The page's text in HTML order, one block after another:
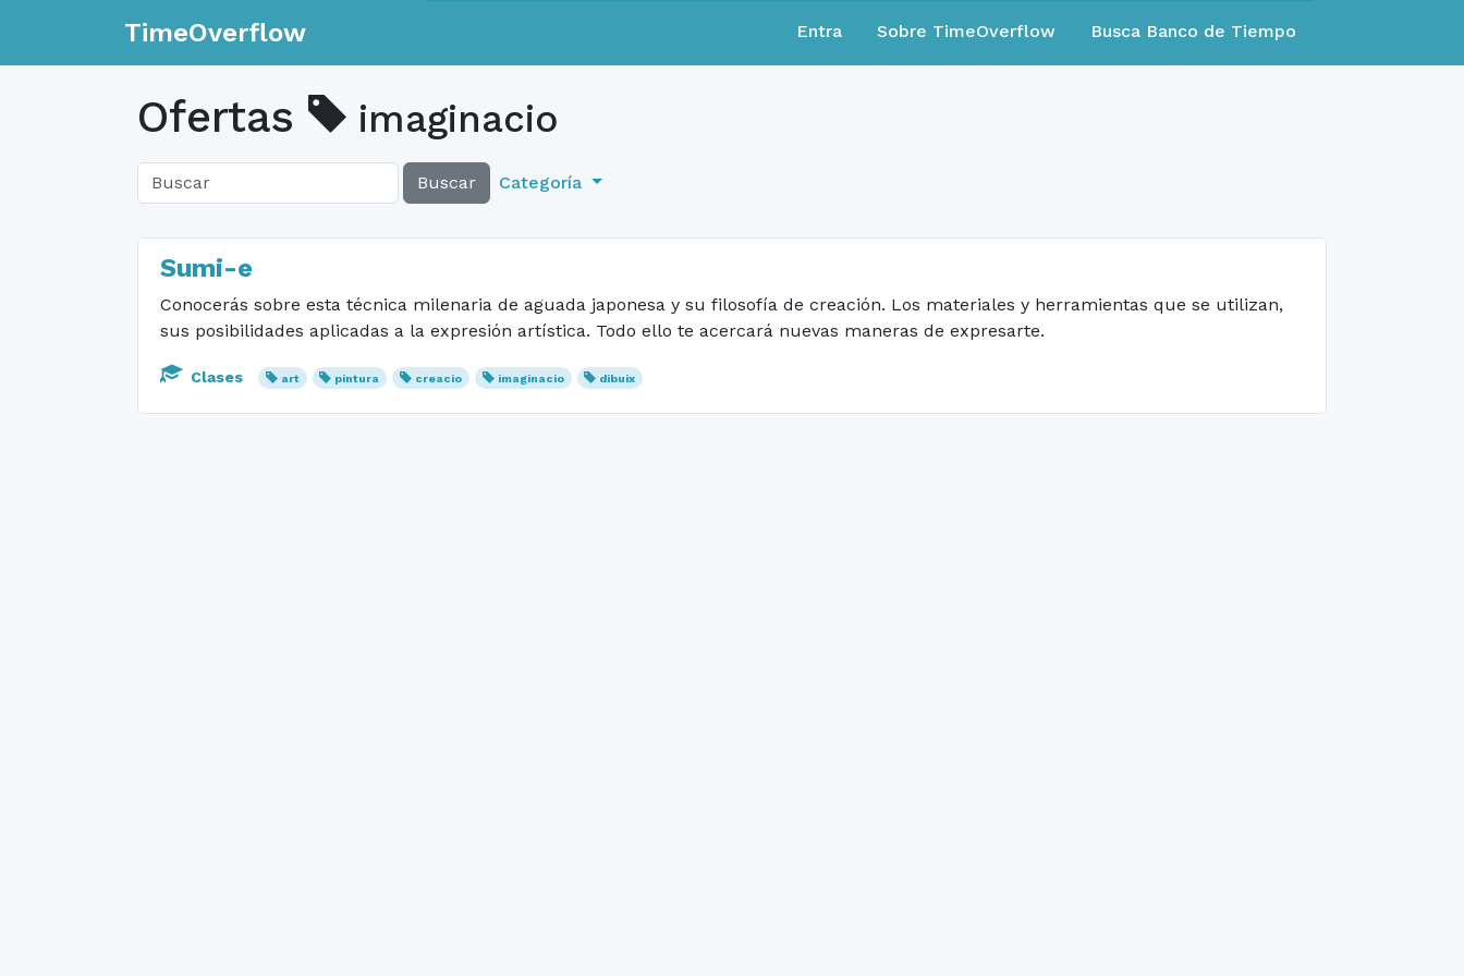
TimeOverflow Entra Sobre TimeOverflow Busca Banco de Tiempo
Ofertas imaginacio
Buscar Categoría
Sumi-e
Conocerás sobre esta técnica milenaria de aguada japonesa y su filosofía de creación. Los materiales y herramientas que se utilizan,
sus posibilidades aplicadas a la expresión artística. Todo ello te acercará nuevas maneras de expresarte.
Clases art pintura creacio imaginacio dibuix